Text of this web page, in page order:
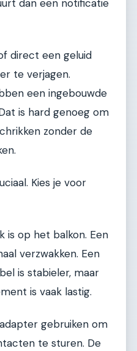
dan een notificatie
direct een geluid
te verjagen.
een ingebouwde
is hard genoeg om
zonder de
Kies je voor
is op het balkon. Een
verzwakken. Een
is stabieler, maar
is vaak lastig.
gebruiken om
te sturen. De